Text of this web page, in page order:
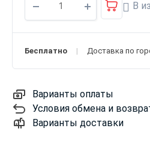
В
Бесплатно Доставка по
Варианты оплаты
Условия обмена и
Варианты доставки